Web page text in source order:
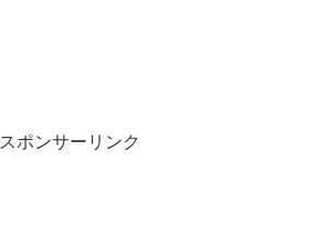
スポンサーリンク